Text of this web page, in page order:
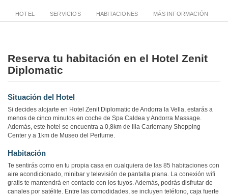
HOTEL SERVICIOS HABITACIONES MÁS INFORMACIÓN
Reserva tu habitación en el Hotel Zenit
Diplomatic
Situación del Hotel
Si decides alojarte en Hotel Zenit Diplomatic de Andorra la Vella, estarás a
menos de cinco minutos en coche de Spa Caldea y Andorra Massage.
Además, este hotel se encuentra a 0,8km de Illa Carlemany Shopping
Center y a 1km de Museo del Perfume.
Habitación
Te sentirás como en tu propia casa en cualquiera de las 85 habitaciones con
aire acondicionado, minibar y televisión de pantalla plana. La conexión wifi
gratis te mantendrá en contacto con los tuyos. Además, podrás disfrutar de
canales por satélite. Entre las comodidades, se incluyen teléfono, caja fuerte